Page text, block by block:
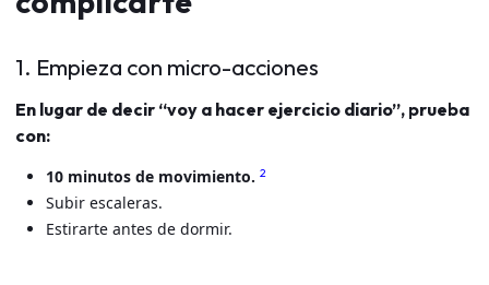
1. Empieza con micro-acciones
En lugar de decir “voy a hacer ejercicio diario”, prueba
con:
10 minutos de movimiento. 2
Subir escaleras.
Estirarte antes de dormir.